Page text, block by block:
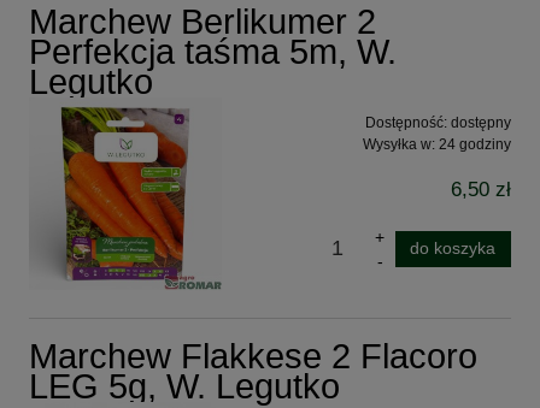
Marchew Berlikumer 2
Perfekcja taśma 5m, W.
Legutko
Dostępność: dostępny
Wysyłka w: 24 godziny
6,50 zł
do koszyka
Marchew Flakkese 2 Flacoro
LEG 5g, W. Legutko